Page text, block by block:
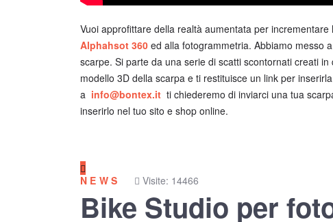
Vuoi approfittare della realtà aumentata per
Alphahsot 360 ed alla fotogrammetria. Abbiamo messo
scarpe. Si parte da una serie di scatti scontornati creati
modello 3D della scarpa e ti restituisce un link per
a info@bontex.it ti chiederemo di inviarci una tua
inserirlo nel tuo sito e shop online.
NEWS Visite: 14466
Bike Studio per